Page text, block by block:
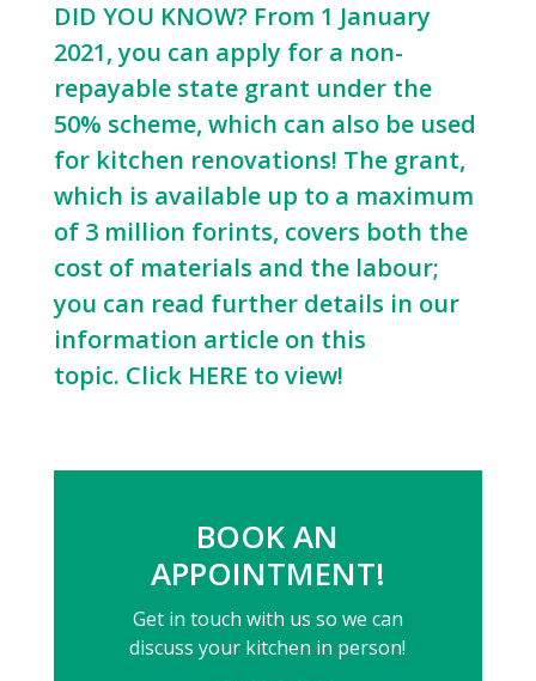
DID YOU KNOW? From 1 January
2021, you can apply for a non-
repayable state grant under the
50% scheme, which can also be used
for kitchen renovations! The grant,
which is available up to a maximum
of 3 million forints, covers both the
cost of materials and the labour;
you can read further details in our
information article on this
topic. Click HERE to view!
BOOK AN
APPOINTMENT!
Get in touch with us so we can
discuss your kitchen in person!